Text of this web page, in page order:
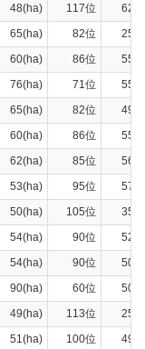
48(ha) 117位
65(ha) 82位
60(ha) 86位
76(ha) 71位
65(ha) 82位
60(ha) 86位
62(ha) 85位
53(ha) 95位
50(ha) 105位
54(ha) 90位
54(ha) 90位
90(ha) 60位
49(ha) 113位
51(ha) 100位